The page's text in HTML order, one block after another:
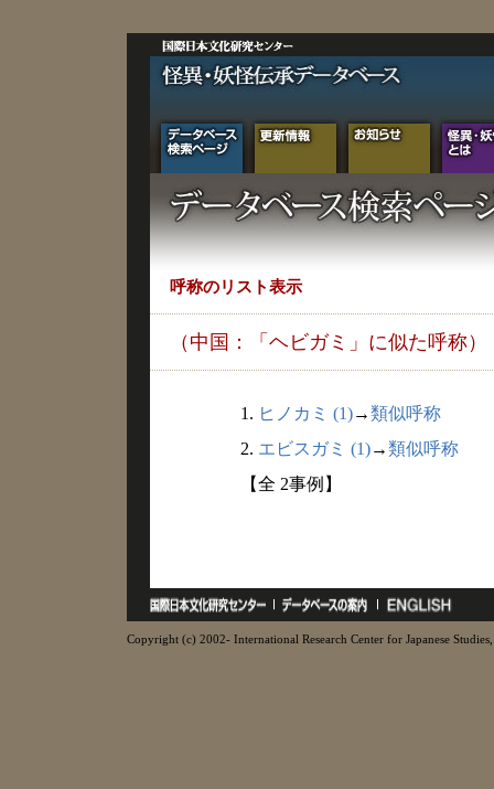
呼称のリスト表示
（中国：「ヘビガミ」に似た呼称）
1. ヒノカミ (1)→類似呼称
2. エビスガミ (1)→類似呼称
【全 2事例】
Copyright (c) 2002- International Research Center for Japanese